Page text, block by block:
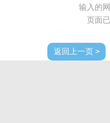
输入的
页面
返回上一页 >